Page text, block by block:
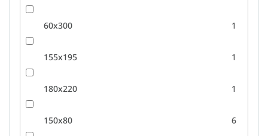
60x300 1
155x195 1
180x220 1
150x80 6